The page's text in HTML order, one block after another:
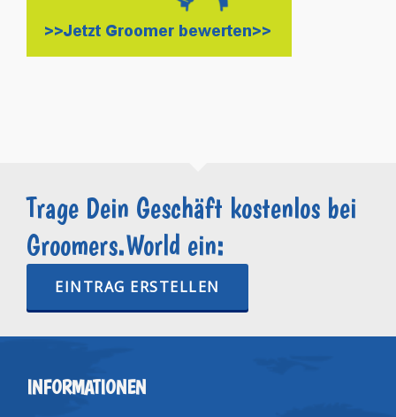
Trage Dein Geschäft kostenlos bei
Groomers.World ein:
EINTRAG ERSTELLEN
INFORMATIONEN